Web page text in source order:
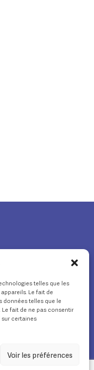
telles que les
Le fait de
données telles que le
fait de ne pas consentir
certaines
Voir les préférences